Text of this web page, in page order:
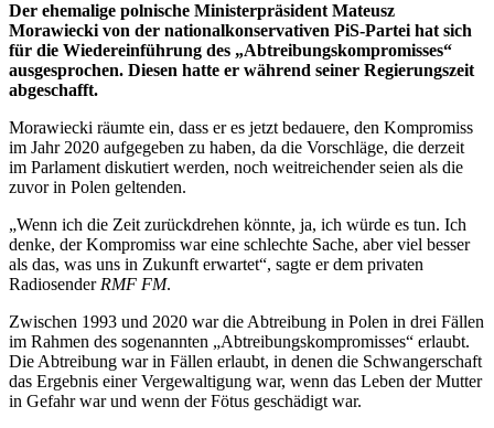
Der ehemalige polnische Ministerpräsident Mateusz
Morawiecki von der nationalkonservativen PiS-Partei hat sich
für die Wiedereinführung des „Abtreibungskompromisses“
ausgesprochen. Diesen hatte er während seiner Regierungszeit
abgeschafft.
Morawiecki räumte ein, dass er es jetzt bedauere, den Kompromiss
im Jahr 2020 aufgegeben zu haben, da die Vorschläge, die derzeit
im Parlament diskutiert werden, noch weitreichender seien als die
zuvor in Polen geltenden.
„Wenn ich die Zeit zurückdrehen könnte, ja, ich würde es tun. Ich
denke, der Kompromiss war eine schlechte Sache, aber viel besser
als das, was uns in Zukunft erwartet“, sagte er dem privaten
Radiosender RMF FM.
Zwischen 1993 und 2020 war die Abtreibung in Polen in drei Fällen
im Rahmen des sogenannten „Abtreibungskompromisses“ erlaubt.
Die Abtreibung war in Fällen erlaubt, in denen die Schwangerschaft
das Ergebnis einer Vergewaltigung war, wenn das Leben der Mutter
in Gefahr war und wenn der Fötus geschädigt war.